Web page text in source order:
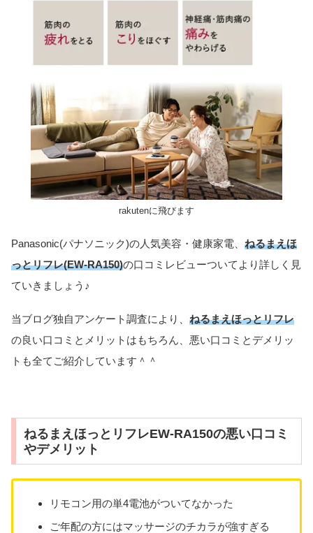
rakutenに飛びます
Panasonic(パナソニック)の人気美容・健康家電、 ねるまえほ
っとリフレ(EW-RA150)の口コミレビューついてより詳しく見
ていきましょう♪
当ブログ独自アンケート調査により、 ねるまえほっとリフレ
の良い口コミとメリットはもちろん、悪い口コミとデメリッ
トも全てご紹介しています＾＾
ねるまえほっとリフレEW-RA150の悪い口コミ
やデメリット
リモコン用の単4電池がついてなかった
ご年配の方にはマッサージのチカラが強すぎる